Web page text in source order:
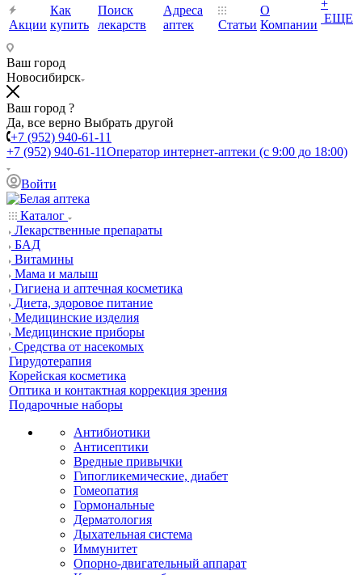
Акции
Как
купить
Поиск
лекарств
Адреса
аптек
Статьи
О
Компании
+
ЕЩЕ
Ваш город
Новосибирск
Ваш город ?
Да, все верно Выбрать другой
+7 (952) 940-61-11
+7 (952) 940-61-11Оператор интернет-аптеки (с 9:00 до 18:00)
Войти
Каталог
Лекарственные препараты
БАД
Витамины
Мама и малыш
Гигиена и аптечная косметика
Диета, здоровое питание
Медицинские изделия
Медицинские приборы
Средства от насекомых
Гирудотерапия
Корейская косметика
Оптика и контактная коррекция зрения
Подарочные наборы
Антибиотики
Антисептики
Вредные привычки
Гипогликемические, диабет
Гомеопатия
Гормональные
Дерматология
Дыхательная система
Иммунитет
Опорно-двигательный аппарат